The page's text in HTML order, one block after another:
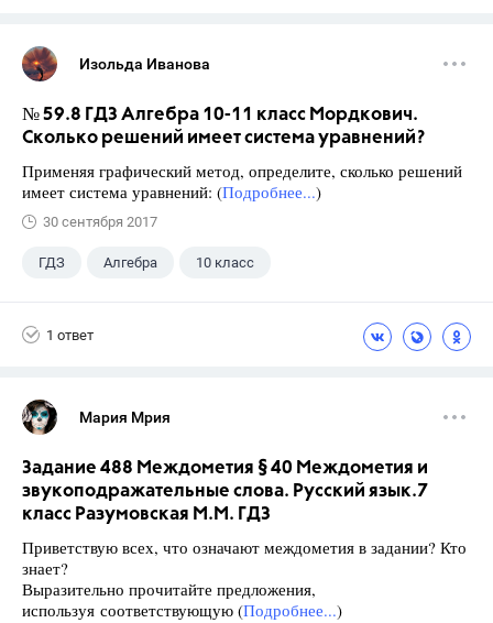
Изольда Иванова
№ 59.8 ГДЗ Алгебра 10-11 класс Мордкович.
Сколько решений имеет система уравнений?
Применяя графический метод, определите, сколько решений
имеет система уравнений: (Подробнее...)
30 сентября 2017
ГДЗ Алгебра 10 класс
1 ответ
Мария Мрия
Задание 488 Междометия § 40 Междометия и
звукоподражательные слова. Русский язык.7
класс Разумовская М.М. ГДЗ
Приветствую всех, что означают междометия в задании? Кто
знает?
Выразительно прочитайте предложения,
используя соответствующую (Подробнее...)